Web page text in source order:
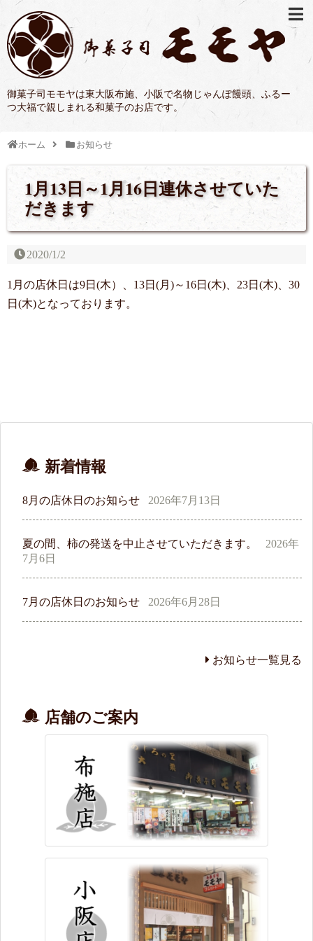
御菓子司モモヤは東大阪布施、小阪で名物じゃんぽ饅頭、ふるー
つ大福で親しまれる和菓子のお店です。
ホーム お知らせ
1月13日～1月16日連休させていた
だきます
2020/1/2
1月の店休日は9日(木）、13日(月)～16日(木)、23日(木)、30
日(木)となっております。
新着情報
8月の店休日のお知らせ 2026年7月13日
夏の間、柿の発送を中止させていただきます。
2026年
7月6日
7月の店休日のお知らせ 2026年6月28日
お知らせ一覧見る
店舗のご案内